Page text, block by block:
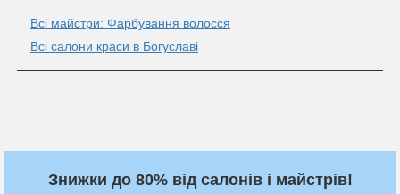
Всі майстри: Фарбування волосся
Всі салони краси в Богуславі
Знижки до 80% від салонів і майстрів!